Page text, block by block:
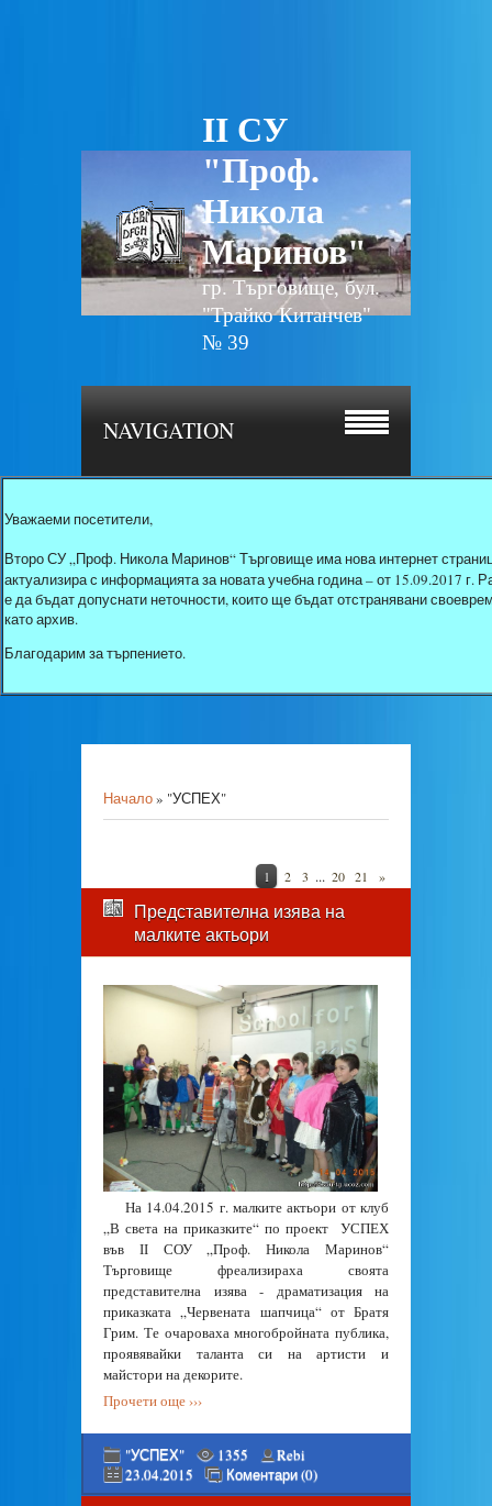
II СУ
"Проф.
Никола
Маринов"
гр. Търговище, бул.
"Трайко Китанчев"
№ 39
NAVIGATION
Уважаеми посетители,
Второ СУ „Проф. Никола Маринов“ Търговище има нова интернет
актуализира с информацията за новата учебна година – от 15.09.2017
е да бъдат допуснати неточности, които ще бъдат отстранявани
като архив.
Благодарим за търпението.
Начало» "УСПЕХ"
1 2 3 ... 20 21 »
Представителна изява на
малките актьори
На 14.04.2015 г. малките актьори от клуб
„В света на приказките“ по проект УСПЕХ
във ІІ СОУ „Проф. Никола Маринов“
Търговище фреализираха своята
представителна изява - драматизация на
приказката „Червената шапчица“ от Братя
Грим. Те очароваха многобройната публика,
проявявайки таланта си на артисти и
майстори на декорите.
Прочети още ›››
"УСПЕХ" 1355
Rebi
23.04.2015
Коментари (0)